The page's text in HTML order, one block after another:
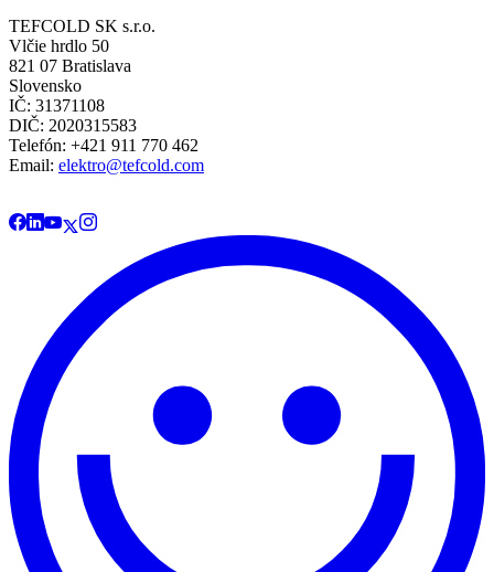
TEFCOLD SK s.r.o.
Vlčie hrdlo 50
821 07 Bratislava
Slovensko
IČ: 31371108
DIČ: 2020315583
Telefón: +421 911 770 462
Email: elektro@tefcold.com